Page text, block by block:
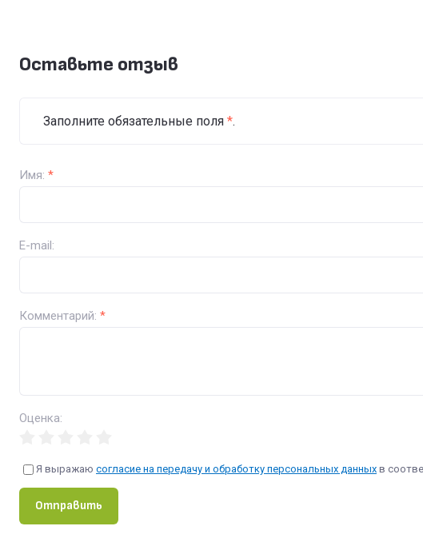
Оставьте отзыв
Заполните обязательные поля *.
Имя: *
E-mail:
Комментарий: *
Оценка:
Я выражаю согласие на передачу и обработку персональных данных в
Отправить